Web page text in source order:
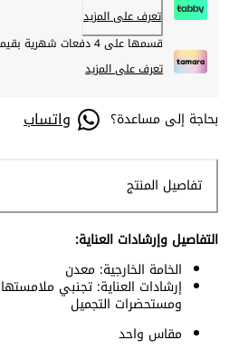
تعرف على المزيد
قسمها على 4 دفعات شهرية بقيمة
تعرف على المزيد
بحاجة إلى مساعدة؟ واتساب
تفاصيل المنتج
التفاصيل وإرشادات العناية:
الخامة الخارجية: معدن
إرشادات العناية: تجنبي
ومستحضرات التجميل
مقاس واحد